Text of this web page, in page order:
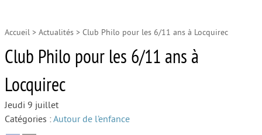
Accueil
Autour de la naissance
Accueil > Actualités > Club Philo pour les 6/11 ans à Locquirec
Club Philo pour les 6/11 ans à
Locquirec
Jeudi 9 juillet
Catégories :Autour de l’enfance